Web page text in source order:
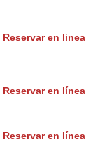
Reservar en linea
Reservar en línea
Reservar en línea